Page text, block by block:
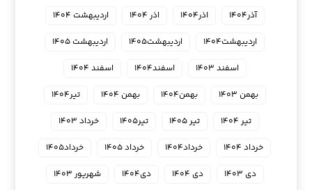
آذر۱۴۰۴ اذر۱۴۰۴ اذر ۱۴۰۴
اردیبهشت ۱۴۰۴
اردیبهشت۱۴۰۴
اردیبهشت۱۴۰۵
اردیبهشت ۱۴۰۵
اسفند ۱۴۰۳
اسفند۱۴۰۴
اسفند ۱۴۰۴
بهمن ۱۴۰۳
بهمن۱۴۰۴ بهمن ۱۴۰۴
تیر۱۴۰۴
تیر ۱۴۰۴
تیر ۱۴۰۵ تیر۱۴۰۵
خرداد ۱۴۰۳
خرداد ۱۴۰۴
خرداد۱۴۰۴ خرداد ۱۴۰۵
خرداد۱۴۰۵
دی ۱۴۰۳
دی ۱۴۰۴ دی۱۴۰۴
شهریور ۱۴۰۳